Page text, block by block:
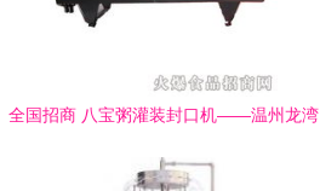
全国招商 八宝粥灌装封口机——温州龙湾